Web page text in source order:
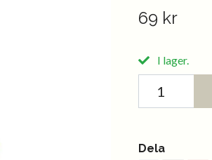
69 kr
I lager.
Dela